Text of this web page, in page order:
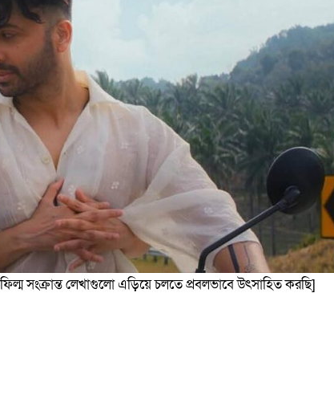
সংক্রান্ত লেখাগুলো এড়িয়ে চলতে প্রবলভাবে উৎসাহিত করছি]